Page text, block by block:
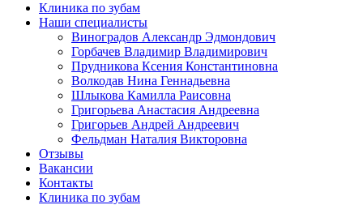
Клиника по зубам
Наши специалисты
Виноградов Александр Эдмондович
Горбачев Владимир Владимирович
Прудникова Ксения Константиновна
Волкодав Нина Геннадьевна
Шлыкова Камилла Раисовна
Григорьева Анастасия Андреевна
Григорьев Андрей Андреевич
Фельдман Наталия Викторовна
Отзывы
Вакансии
Контакты
Клиника по зубам